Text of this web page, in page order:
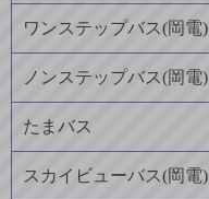
ワンステップバス(岡電)
ノンステップバス(岡電)
たまバス
スカイビューバス(岡電)